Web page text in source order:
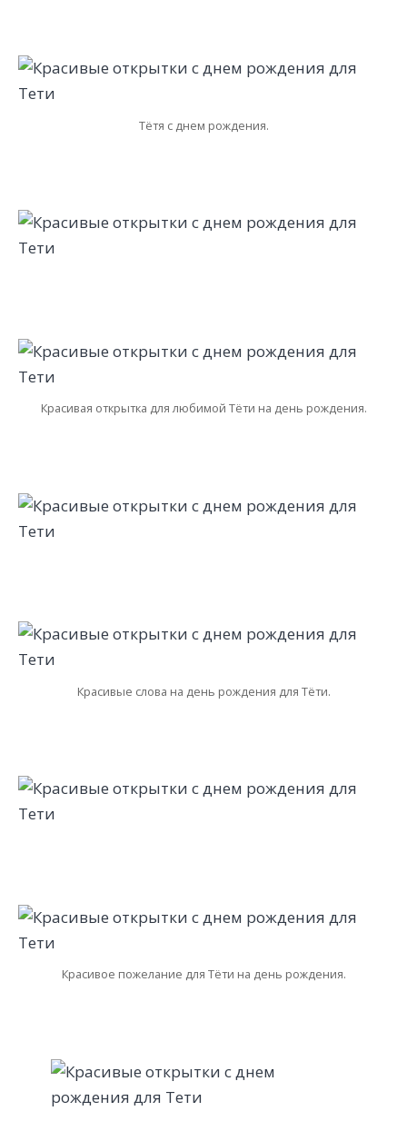
Тётя с днем рождения.
Красивая открытка для любимой Тёти на день рождения.
Красивые слова на день рождения для Тёти.
Красивое пожелание для Тёти на день рождения.